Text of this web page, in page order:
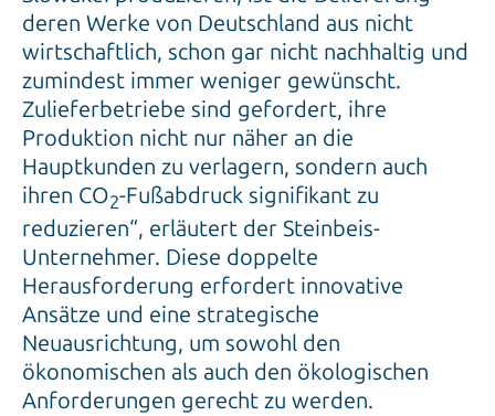
deren Werke von Deutschland aus nicht
wirtschaftlich, schon gar nicht nachhaltig und
zumindest immer weniger gewünscht.
Zulieferbetriebe sind gefordert, ihre
Produktion nicht nur näher an die
Hauptkunden zu verlagern, sondern auch
ihren CO2-Fußabdruck signifikant zu
reduzieren“, erläutert der Steinbeis-
Unternehmer. Diese doppelte
Herausforderung erfordert innovative
Ansätze und eine strategische
Neuausrichtung, um sowohl den
ökonomischen als auch den ökologischen
Anforderungen gerecht zu werden.